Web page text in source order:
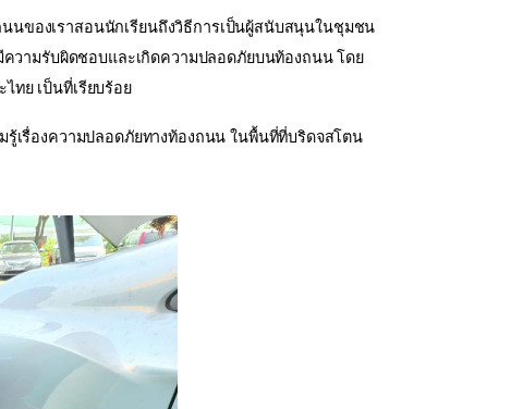
นของเราสอนนักเรียนถึงวิธีการเป็นผู้สนับสนุนในชุมชน
วามรับผิดชอบและเกิดความปลอดภัยบนท้องถนน โดย
ทย เป็นที่เรียบร้อย
รู้เรื่องความปลอดภัยทางท้องถนน ในพื้นที่ที่บริดจสโตน